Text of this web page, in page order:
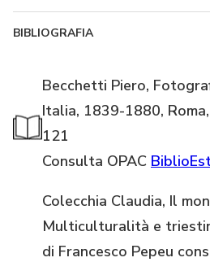
BIBLIOGRAFIA
Becchetti Piero,
Italia, 1839-1880,
121
Consulta OPAC
Colecchia Claudia, Il
Multiculturalità e
di Francesco Pepeu